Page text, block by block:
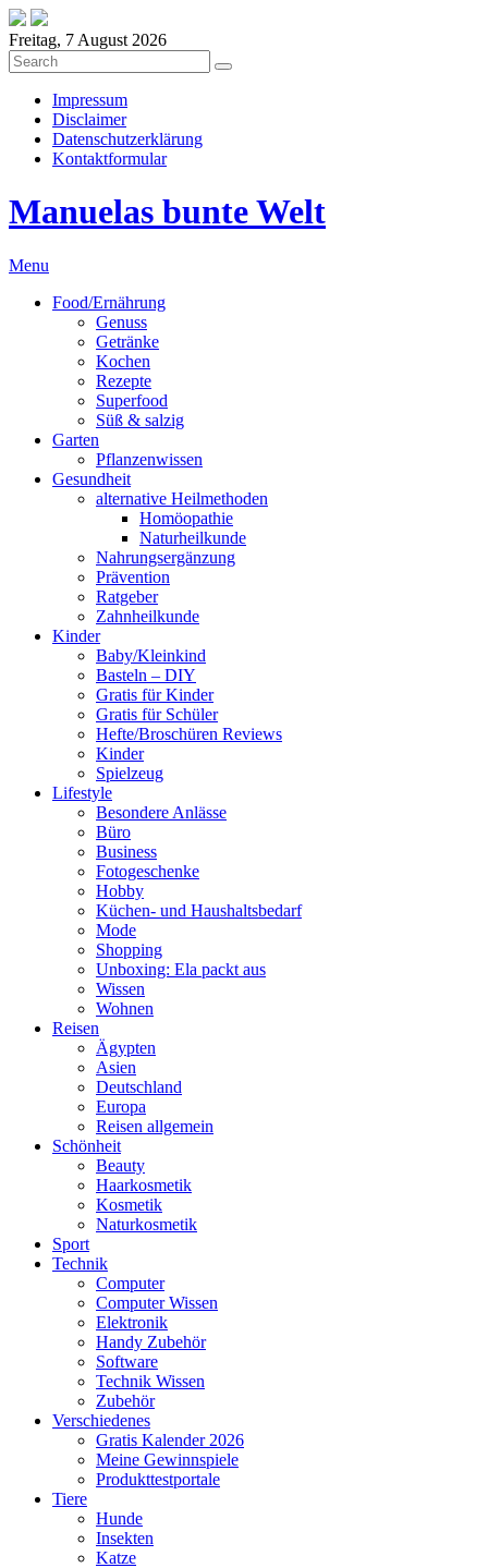
Freitag, 7 August 2026
Impressum
Disclaimer
Datenschutzerklärung
Kontaktformular
Manuelas bunte Welt
Menu
Food/Ernährung
Genuss
Getränke
Kochen
Rezepte
Superfood
Süß & salzig
Garten
Pflanzenwissen
Gesundheit
alternative Heilmethoden
Homöopathie
Naturheilkunde
Nahrungsergänzung
Prävention
Ratgeber
Zahnheilkunde
Kinder
Baby/Kleinkind
Basteln – DIY
Gratis für Kinder
Gratis für Schüler
Hefte/Broschüren Reviews
Kinder
Spielzeug
Lifestyle
Besondere Anlässe
Büro
Business
Fotogeschenke
Hobby
Küchen- und Haushaltsbedarf
Mode
Shopping
Unboxing: Ela packt aus
Wissen
Wohnen
Reisen
Ägypten
Asien
Deutschland
Europa
Reisen allgemein
Schönheit
Beauty
Haarkosmetik
Kosmetik
Naturkosmetik
Sport
Technik
Computer
Computer Wissen
Elektronik
Handy Zubehör
Software
Technik Wissen
Zubehör
Verschiedenes
Gratis Kalender 2026
Meine Gewinnspiele
Produkttestportale
Tiere
Hunde
Insekten
Katze